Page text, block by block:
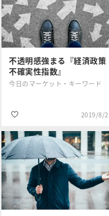
三井住友DSア
セットマネジ
メント
#設備投資
#みんなの投資
不透明感強まる『経済政策
不確実性指数』
今日のマーケット・キーワード
2019/8/
三井住友DSア
セットマネジ
メント
#国内株式
#設備投資
#半導体